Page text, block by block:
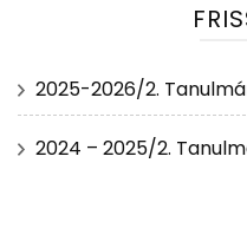
2025-2026/2.
2024 – 2025/2.